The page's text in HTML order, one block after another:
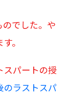
でした。や
。
スパートの授
のラストスパ